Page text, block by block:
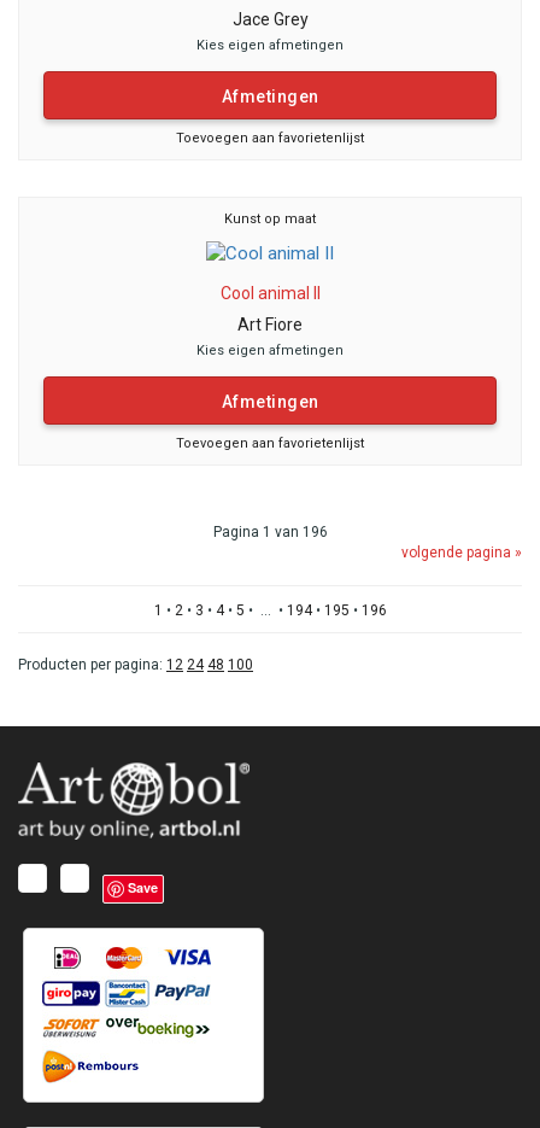
Jace Grey
Kies eigen afmetingen
Afmetingen
Toevoegen aan favorietenlijst
Kunst op maat
Cool animal II
Art Fiore
Kies eigen afmetingen
Afmetingen
Toevoegen aan favorietenlijst
Pagina 1 van 196
volgende pagina »
1 • 2• 3 • 4• 5 • ... • 194• 195 • 196
Producten per pagina: 12 24 48 100
Save